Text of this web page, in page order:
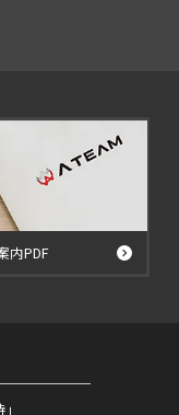
内PDF